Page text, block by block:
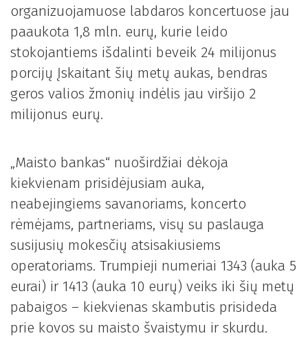
organizuojamuose labdaros koncertuose jau
paaukota 1,8 mln. eurų, kurie leido
stokojantiems išdalinti beveik 24 milijonus
porcijų Įskaitant šių metų aukas, bendras
geros valios žmonių indėlis jau viršijo 2
milijonus eurų.
„Maisto bankas“ nuoširdžiai dėkoja
kiekvienam prisidėjusiam auka,
neabejingiems savanoriams, koncerto
rėmėjams, partneriams, visų su paslauga
susijusių mokesčių atsisakiusiems
operatoriams. Trumpieji numeriai 1343 (auka 5
eurai) ir 1413 (auka 10 eurų) veiks iki šių metų
pabaigos – kiekvienas skambutis prisideda
prie kovos su maisto švaistymu ir skurdu.